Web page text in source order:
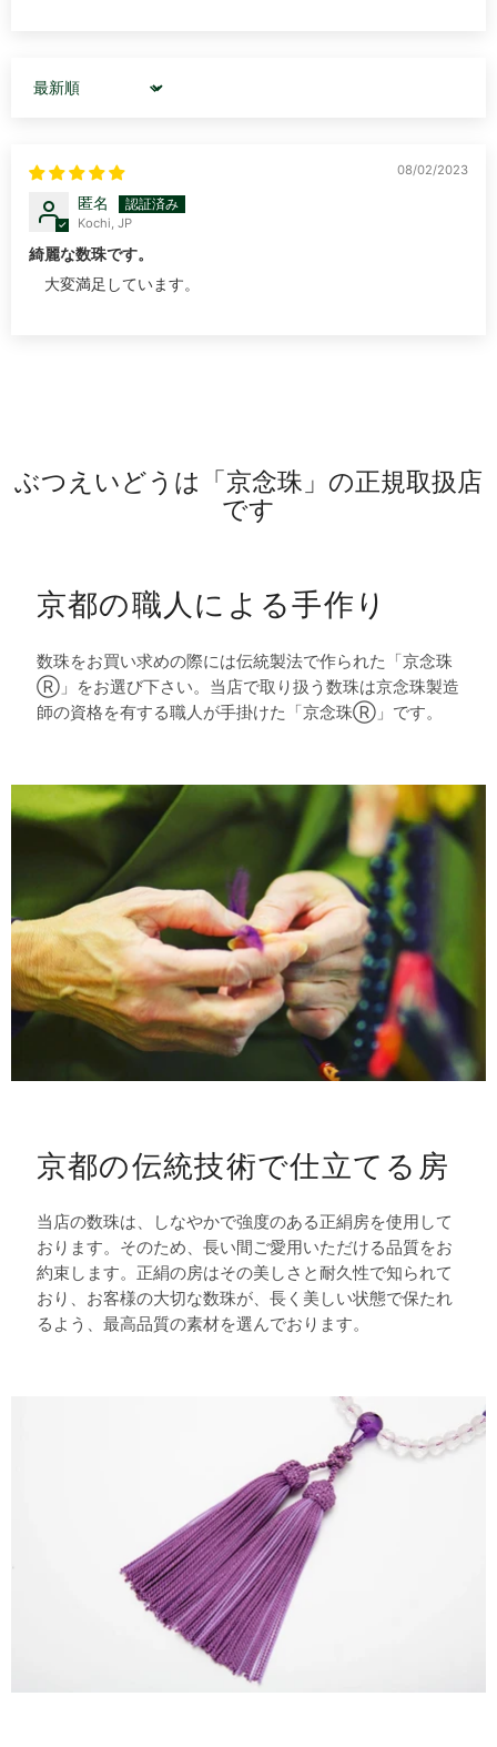
Sort by
08/02/2023
匿名
Kochi, JP
綺麗な数珠です。
大変満足しています。
ぶつえいどうは「京念珠」の正規取扱店
です
京都の職人による手作り
数珠をお買い求めの際には伝統製法で作られた「京念珠
Ⓡ」をお選び下さい。当店で取り扱う数珠は京念珠製造
師の資格を有する職人が手掛けた「京念珠Ⓡ」です。
京都の伝統技術で仕立てる房
当店の数珠は、しなやかで強度のある正絹房を使用して
おります。そのため、長い間ご愛用いただける品質をお
約束します。正絹の房はその美しさと耐久性で知られて
おり、お客様の大切な数珠が、長く美しい状態で保たれ
るよう、最高品質の素材を選んでおります。